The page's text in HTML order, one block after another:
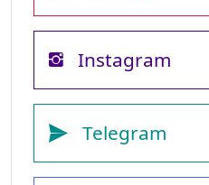
Instagram
Telegram